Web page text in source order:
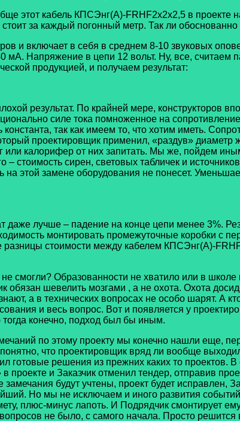
кабель КПСЭнг(А)-FRHF2х2х2,5 в проекте
за каждый погонный метр. Так ли
включает в себя в среднем 8-10 звуковых
мА. Напряжение в цепи 12 вольт. Ну, все,
продукцией, и получаем результат:
результат. По крайней мере, конструкторов
силе тока помноженное на
так как имеем то, что хотим иметь.
проектировщик применил, «раздув»
калорифер от них запитать. Мы же, пойдем
стоимость сирен, световых табличек и
на этой замене оборудования не понесет.
лучше – падение на конце цепи менее 3%.
монтировать промежуточные коробки с
разницы стоимости между кабелем КПСЭнг(А)-
Образованности не хватило или в
шевелить мозгами , а не охота. Охота
а в технических вопросах не особо шарят.
и весь вопрос. Вот и появляется у
тогда конечно, подход был бы иным.
по этому проекту мы конечно нашли еще,
что проектировщик вряд ли вообще
готовые решения из прежних каких то проектов.
и Заказчик отменил тендер, отправив
будут учтены, проект будет исправлен,
Но мы не исключаем и иного развития
плюс-минус лапоть. И Подрядчик смонтирует
не было, с самого начала. Просто